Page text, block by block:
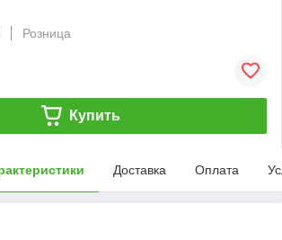
Розница
Купить
Доставка Оплата